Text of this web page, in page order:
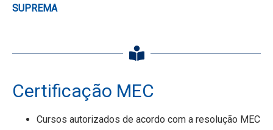
SUPREMA
Certificação MEC
Cursos autorizados de acordo com a resolução MEC